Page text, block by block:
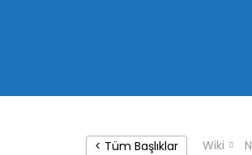
< Tüm Başlıklar Wiki